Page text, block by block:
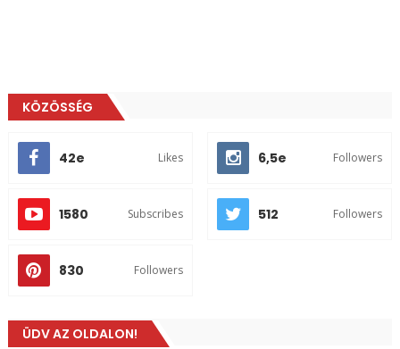
KÖZÖSSÉG
42e Likes 6,5e Followers
1580 Subscribes 512 Followers
830 Followers
ÜDV AZ OLDALON!